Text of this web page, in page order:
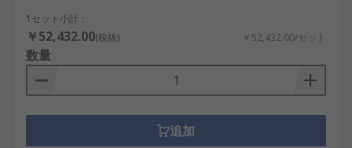
1セット小計：
￥52,432.00(税抜) ￥52,432.00/セット
数量
追加